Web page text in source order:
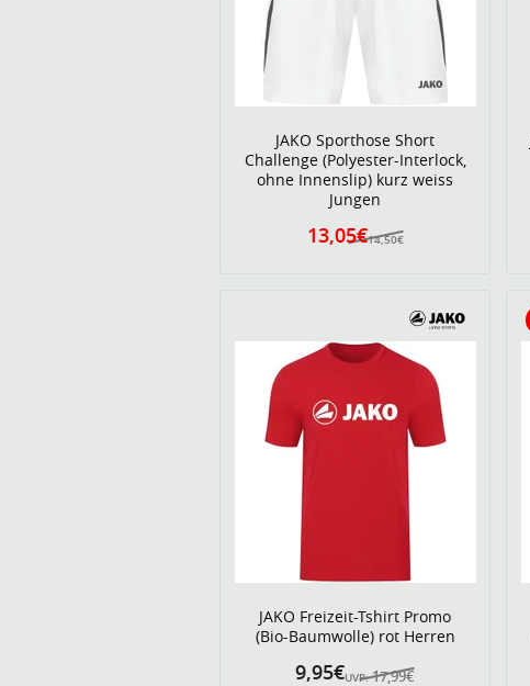
JAKO Sporthose Short
Challenge (Polyester-Interlock,
ohne Innenslip) kurz weiss
Jungen
14,50€
13,05€
JAKO Freizeit-Tshirt Promo
(Bio-Baumwolle) rot Herren
UVP: 17,99€
9,95€